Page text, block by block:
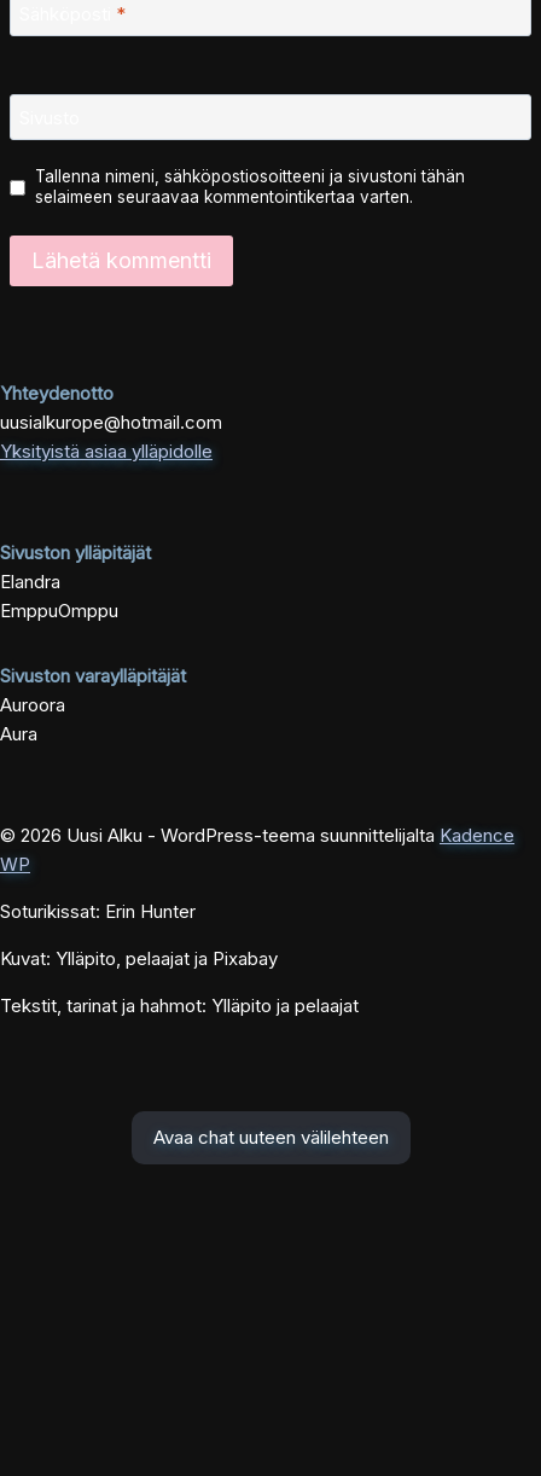
*
Tallenna nimeni, sähköpostiosoitteeni ja sivustoni tähän
selaimeen seuraavaa kommentointikertaa varten.
Yhteydenotto
uusialkurope@hotmail.com
Yksityistä asiaa ylläpidolle
Sivuston ylläpitäjät
Elandra
EmppuOmppu
Sivuston varaylläpitäjät
Auroora
Aura
© 2026 Uusi Alku - WordPress-teema suunnittelijalta Kadence
WP
Soturikissat: Erin Hunter
Kuvat: Ylläpito, pelaajat ja Pixabay
Tekstit, tarinat ja hahmot: Ylläpito ja pelaajat
Avaa chat uuteen välilehteen